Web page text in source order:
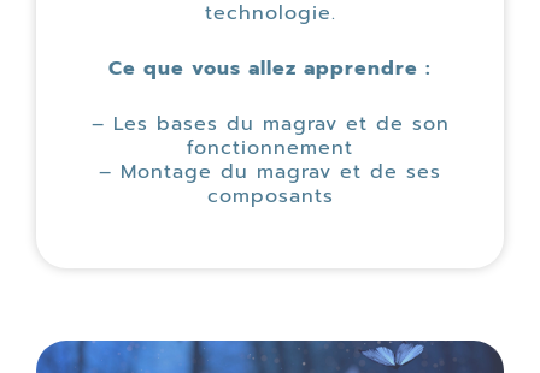
technologie.
Ce que vous allez apprendre :
– Les bases du magrav et de son
fonctionnement
– Montage du magrav et de ses
composants